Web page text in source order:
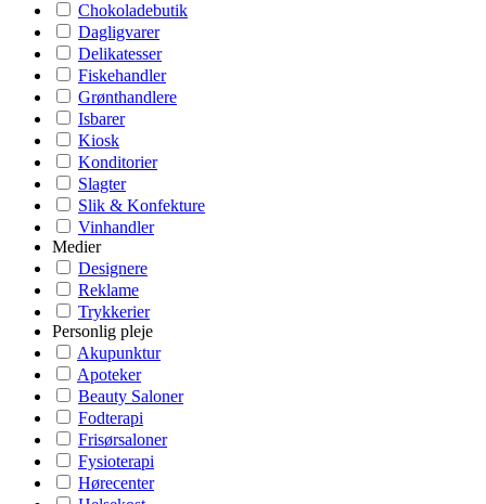
Chokoladebutik
Dagligvarer
Delikatesser
Fiskehandler
Grønthandlere
Isbarer
Kiosk
Konditorier
Slagter
Slik & Konfekture
Vinhandler
Medier
Designere
Reklame
Trykkerier
Personlig pleje
Akupunktur
Apoteker
Beauty Saloner
Fodterapi
Frisørsaloner
Fysioterapi
Hørecenter